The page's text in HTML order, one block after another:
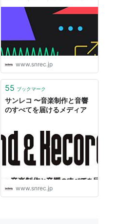
サンレコ 〜音楽制作と音響
のすべてを届けるメディア
www.snrec.jp
55 ブックマーク
サンレコ 〜音楽制作と音響
のすべてを届けるメディア
www.snrec.jp